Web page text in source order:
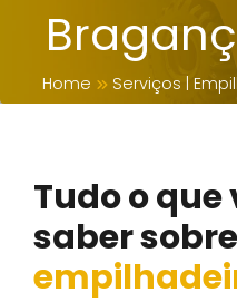
Home Serviços |
Tudo o
saber